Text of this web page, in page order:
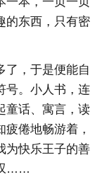
的东西，只有密
了，于是便能自
号。小人书，连
童话、寓言，读
倦地畅游着，
为快乐王子的善
叹……